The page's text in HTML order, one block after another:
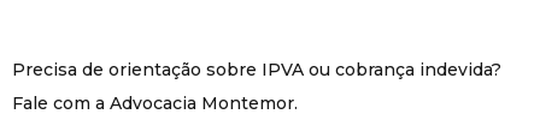
Precisa de orientação sobre IPVA ou cobrança indevida?
Fale com a Advocacia Montemor.